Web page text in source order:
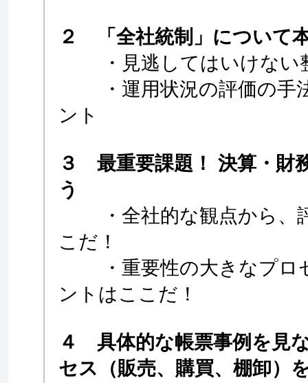
２ 「全社統制」について
・見逃してはいけない
・運用状況の評価の手
ント
３ 最重要課題！ 決算・財
う
・全社的な観点から、
こだ！
・重要性の大きなプロ
ントはここだ！
４ 具体的な帳票事例を見
セス（販売、購買、棚卸）